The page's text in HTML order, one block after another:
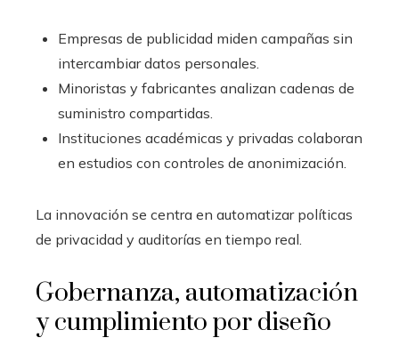
Empresas de publicidad miden campañas sin
intercambiar datos personales.
Minoristas y fabricantes analizan cadenas de
suministro compartidas.
Instituciones académicas y privadas colaboran
en estudios con controles de anonimización.
La innovación se centra en automatizar políticas
de privacidad y auditorías en tiempo real.
Gobernanza, automatización
y cumplimiento por diseño